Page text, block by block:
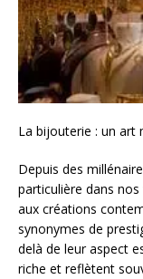
La bijouterie : un art
Depuis des
particulière dans
aux créations
synonymes de
delà de leur aspect
riche et reflètent